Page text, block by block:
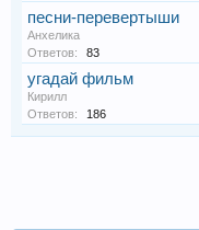
песни-перевертыши
Анхелика
Ответов:
83
угадай фильм
Кирилл
Ответов:
186